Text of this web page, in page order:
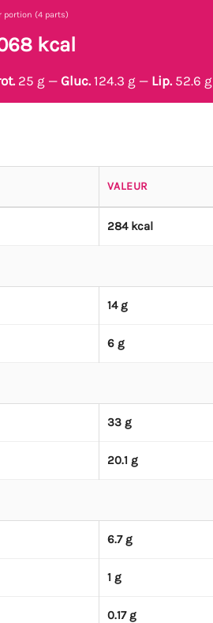
portion (4 parts)
kcal
25 g —Gluc.124.3 g — Lip.52.6 g
VALEUR
284 kcal
14 g
6 g
33 g
20.1 g
6.7 g
1 g
0.17 g